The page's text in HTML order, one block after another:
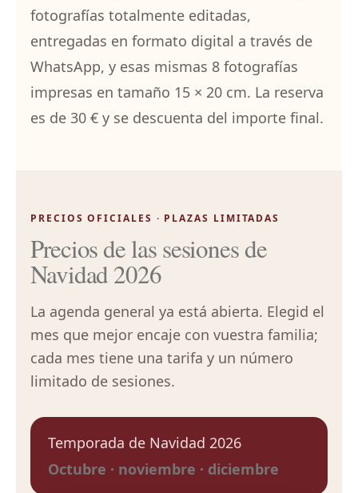
fotografías totalmente editadas,
entregadas en formato digital a través de
WhatsApp, y esas mismas 8 fotografías
impresas en tamaño 15 × 20 cm. La reserva
es de 30 € y se descuenta del importe final.
PRECIOS OFICIALES · PLAZAS LIMITADAS
Precios de las sesiones de
Navidad 2026
La agenda general ya está abierta. Elegid el
mes que mejor encaje con vuestra familia;
cada mes tiene una tarifa y un número
limitado de sesiones.
Temporada de Navidad 2026
Octubre · noviembre · diciembre